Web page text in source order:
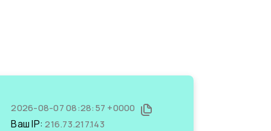
2026-08-07 08:28:57 +0000
Ваш IP:216.73.217.143